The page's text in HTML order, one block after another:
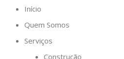
Início
Quem Somos
Serviços
Construção